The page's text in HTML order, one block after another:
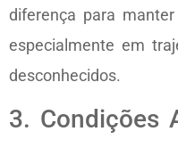
diferença para
especialmente em
desconhecidos.
3. Condições